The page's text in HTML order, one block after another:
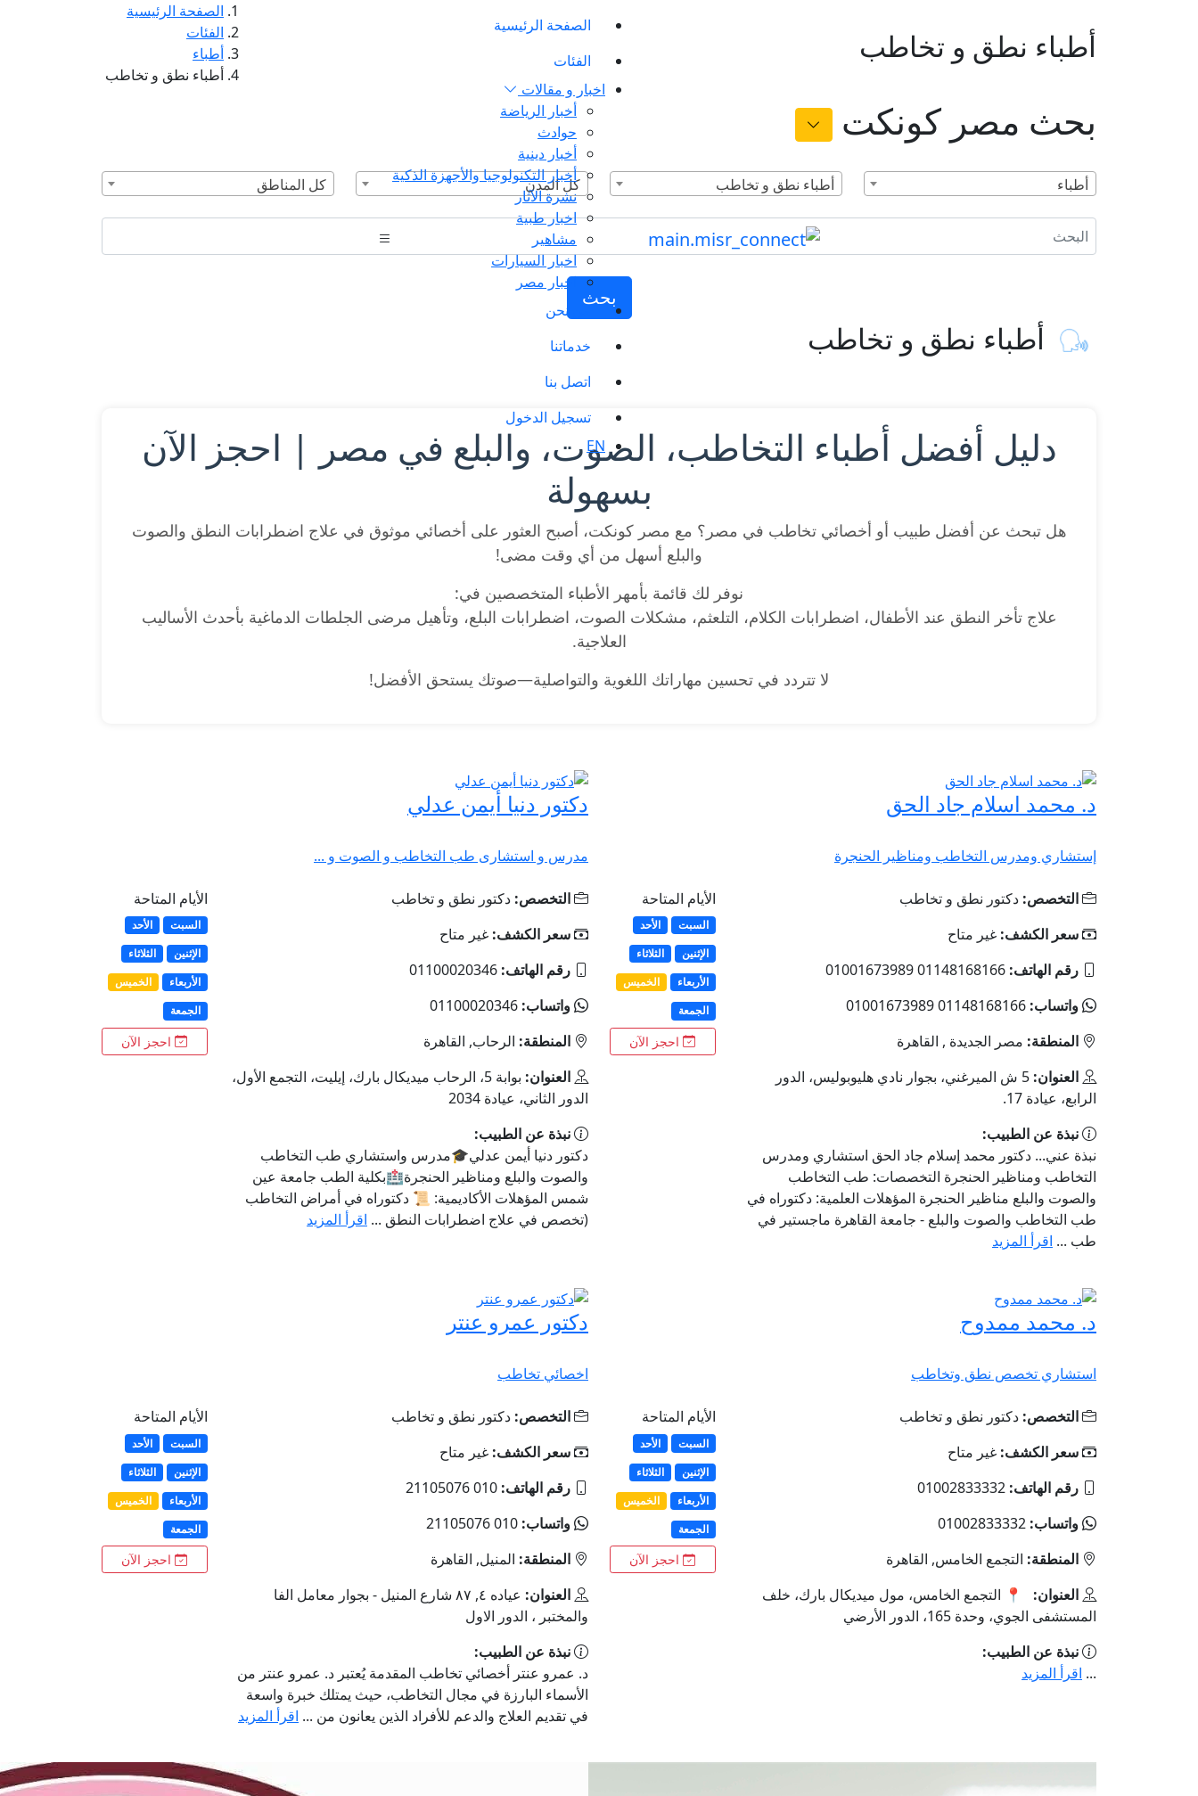
الصفحة الرئيسية
الفئات
اخبار و مقالات
أخبار الرياضة
حوادث
أخبار دينية
أخبار التكنولوجيا والأجهزة الذكية
نشرة الآثار
اخبار طبية
مشاهير
اخبار السيارات
اخبار مصر
من نحن
خدماتنا
اتصل بنا
تسجيل الدخول
EN
أطباء نطق و تخاطب
الصفحة الرئيسية
الفئات
أطباء
أطباء نطق و تخاطب
بحث مصر كونكت
أطباء أطباء نطق و تخاطب كل المدن كل المناطق
بحث
أطباء نطق و تخاطب
دليل أفضل أطباء التخاطب، الصوت، والبلع في مصر | احجز الآن
بسهولة
هل تبحث عن أفضل طبيب أو أخصائي تخاطب في مصر؟ مع مصر كونكت، أصبح العثور على أخصائي موثوق في علاج اضطرابات النطق والصوت
والبلع أسهل من أي وقت مضى!
نوفر لك قائمة بأمهر الأطباء المتخصصين في:
علاج تأخر النطق عند الأطفال، اضطرابات الكلام، التلعثم، مشكلات الصوت، اضطرابات البلع، وتأهيل مرضى الجلطات الدماغية بأحدث الأساليب
العلاجية.
لا تتردد في تحسين مهاراتك اللغوية والتواصلية—صوتك يستحق الأفضل!
د. محمد اسلام جاد الحق
إستشاري ومدرس التخاطب ومناظير الحنجرة
التخصص: دكتور نطق و تخاطب
سعر الكشف: غير متاح
رقم الهاتف: 01148168166 01001673989
واتساب: 01148168166 01001673989
المنطقة: مصر الجديدة , القاهرة
العنوان:
5 ش الميرغني، بجوار نادي هليوبوليس، الدور
الرابع، عيادة 17.
نبذة عن الطبيب:
نبذة عني... دكتور محمد إسلام جاد الحق استشاري ومدرس
التخاطب ومناظير الحنجرة التخصصات: طب التخاطب
والصوت والبلع مناظير الحنجرة المؤهلات العلمية: دكتوراه في
طب التخاطب والصوت والبلع - جامعة القاهرة ماجستير في
طب ... اقرأ المزيد
الأيام المتاحة
السبت
الأحد
الإثنين
الثلاثاء
الأربعاء
الخميس
الجمعة
احجز الآن
دكتور دنيا أيمن عدلي
مدرس و استشارى طب التخاطب و الصوت و ...
التخصص: دكتور نطق و تخاطب
سعر الكشف: غير متاح
رقم الهاتف: 01100020346
واتساب: 01100020346
المنطقة: الرحاب, القاهرة
العنوان:
بوابة 5، الرحاب ميديكال بارك، إيليت، التجمع الأول،
الدور الثاني، عيادة 2034
نبذة عن الطبيب:
دكتور دنيا أيمن عدلي🎓مدرس واستشاري طب التخاطب
والصوت والبلع ومناظير الحنجرة🏥بكلية الطب جامعة عين
شمس المؤهلات الأكاديمية: 📜 دكتوراه في أمراض التخاطب
(تخصص في علاج اضطرابات النطق ... اقرأ المزيد
الأيام المتاحة
السبت
الأحد
الإثنين
الثلاثاء
الأربعاء
الخميس
الجمعة
احجز الآن
د. محمد ممدوح
استشاري تخصص نطق وتخاطب
التخصص: دكتور نطق و تخاطب
سعر الكشف: غير متاح
رقم الهاتف: 01002833332
واتساب: 01002833332
المنطقة: التجمع الخامس, القاهرة
العنوان:
📍 التجمع الخامس، مول ميديكال بارك، خلف
المستشفى الجوي، وحدة 165، الدور الأرضي
نبذة عن الطبيب:
... اقرأ المزيد
الأيام المتاحة
السبت
الأحد
الإثنين
الثلاثاء
الأربعاء
الخميس
الجمعة
احجز الآن
دكتور عمرو عنتر
اخصائي تخاطب
التخصص: دكتور نطق و تخاطب
سعر الكشف: غير متاح
رقم الهاتف: 010 21105076
واتساب: 010 21105076
المنطقة: المنيل, القاهرة
العنوان:
عياده ٤, ٨٧ شارع المنيل - بجوار معامل الفا
والمختبر ، الدور الاول
نبذة عن الطبيب:
د. عمرو عنتر أخصائي تخاطب المقدمة يُعتبر د. عمرو عنتر من
الأسماء البارزة في مجال التخاطب، حيث يمتلك خبرة واسعة
في تقديم العلاج والدعم للأفراد الذين يعانون من ... اقرأ المزيد
الأيام المتاحة
السبت
الأحد
الإثنين
الثلاثاء
الأربعاء
الخميس
الجمعة
احجز الآن